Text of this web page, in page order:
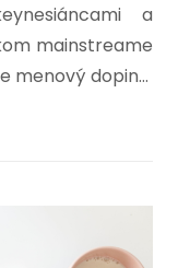
a
mainstreame
menový doping.
mi k tomu viac
svetovej
[…]